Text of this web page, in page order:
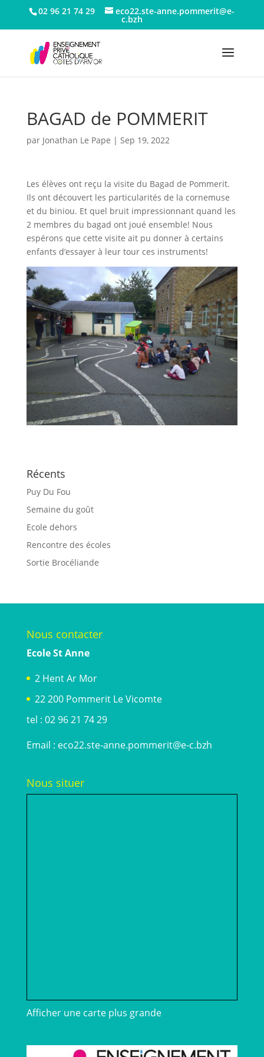
02 96 21 74 29 eco22.ste-anne.pommerit@e-
c.bzh
BAGAD de POMMERIT
par Jonathan Le Pape | Sep 19, 2022
Les élèves ont reçu la visite du Bagad de Pommerit.
Ils ont découvert les particularités de la cornemuse
et du biniou. Et quel bruit impressionnant quand les
2 membres du bagad ont joué ensemble! Nous
espérons que cette visite ait pu donner à certains
enfants d’essayer à leur tour ces instruments!
Récents
Puy Du Fou
Semaine du goût
Ecole dehors
Rencontre des écoles
Sortie Brocéliande
Nous contacter
Ecole St Anne
2 Hent Ar Mor
22 200 Pommerit Le Vicomte
tel : 02 96 21 74 29
Email : eco22.ste-anne.pommerit@e-c.bzh
Nous situer
Afficher une carte plus grande